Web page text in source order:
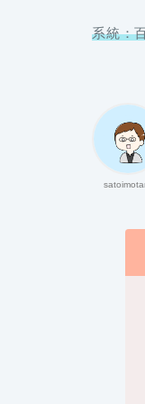
系統：